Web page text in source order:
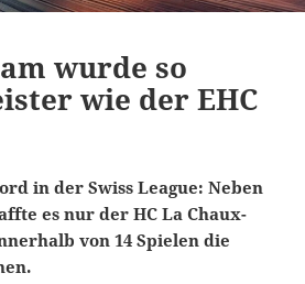
wurde so
wie der EHC
in der Swiss League: Neben
es nur der HC La Chaux-
von 14 Spielen die